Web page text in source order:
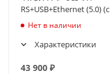
RS+USB+Ethernet (5.0) (с
ИТС) (черный) (49308)
Нет в наличии
Характеристики
43 900 ₽